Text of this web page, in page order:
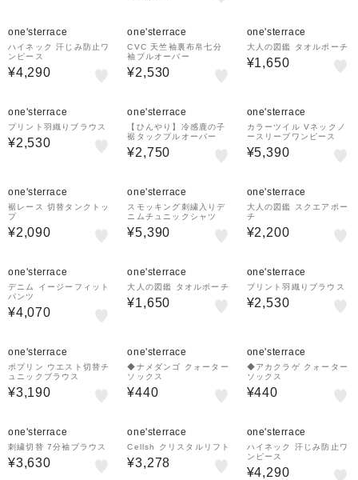
one'sterrace
ハイネック 汗じみ防止ワ
ンピース
¥4,290
one'sterrace
CVC 天竺袖裏布帛七分
袖プルオーバー
¥2,530
one'sterrace
大人の図鑑 タオルポーチ
¥1,650
one'sterrace
プリント羽織りブラウス
¥2,530
one'sterrace
【ひんやり】冷感鹿の子
裾タックプルオーバー
¥2,750
one'sterrace
カラーツイル Vネックノ
ースリーブワンピース
¥5,390
one'sterrace
裾レース 切替タンクトッ
プ
¥2,090
one'sterrace
スモッキング刺繍入りデ
ニムチュニックシャツ
¥5,390
one'sterrace
大人の図鑑 スクエアポー
チ
¥2,200
one'sterrace
デニム イージーフィット
パンツ
¥4,070
one'sterrace
大人の図鑑 タオルポーチ
¥1,650
one'sterrace
プリント羽織りブラウス
¥2,530
one'sterrace
ポプリン ウエスト切替チ
ュニックブラウス
¥3,190
one'sterrace
◆ナメダンゴ クォーター
ソックス
¥440
one'sterrace
◆アカクラゲ クォーター
ソックス
¥440
one'sterrace
刺繍切替 7分袖ブラウス
¥3,630
one'sterrace
Cellsh クリスタルリフト
¥3,278
one'sterrace
ハイネック 汗じみ防止ワ
ンピース
¥4,290